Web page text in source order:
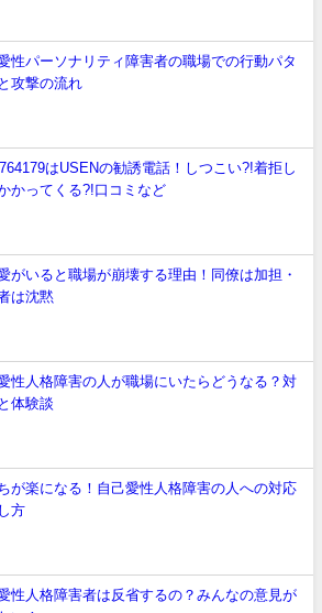
性パーソナリティ障害者の職場での行動パタ
攻撃の流れ
はUSENの勧誘電話！しつこい?!着拒し
かってくる?!口コミなど
がいると職場が崩壊する理由！同僚は加担・
は沈黙
性人格障害の人が職場にいたらどうなる？対
体験談
が楽になる！自己愛性人格障害の人への対応
方
性人格障害者は反省するの？みんなの意見が